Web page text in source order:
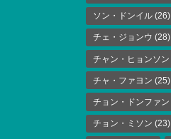
ソン・ドンイル (26)
チェ・ジョンウ (28)
チャン・ヒョンソン
チャ・ファヨン (25)
チョン・ドンファン
チョン・ミソン (23)